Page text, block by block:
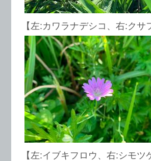
【左:カワラナデシコ、右:クサ
【左:イブキフロウ、右:シモツ